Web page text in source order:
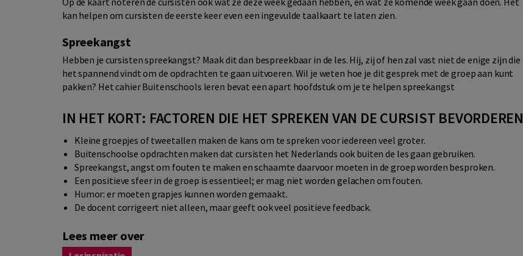
kan helpen om cursisten de eerste keer even een ingevulde taalkaart te laten zien.
Spreekangst
Hebben je cursisten spreekangst? Maak dit dan bespreekbaar in de les. Hij, zij of hen zal vast niet de enige zijn die
het spannend vindt om de opdrachten te gaan uitvoeren. Wil je weten hoe je dit gesprek met de groep aan kunt
pakken? Het cahier Buitenschools leren bevat een apart hoofdstuk om je te helpen spreekangst
IN HET KORT: FACTOREN DIE HET SPREKEN VAN DE CURSIST BEVORDEREN
Kleine groepjes of tweetallen maken de kans om te spreken voor iedereen veel groter.
Buitenschoolse opdrachten maken dat cursisten het Nederlands ook buiten de les gaan gebruiken.
Spreekangst, angst om fouten te maken en schaamte daarvoor moeten in de groep worden besproken.
Een positieve sfeer in de groep is essentieel; er mag niet worden gelachen om fou­ten.
Humor: er moeten grapjes kunnen worden gemaakt.
De docent corrigeert niet alleen, maar geeft ook veel positieve feedback.
Lees meer over